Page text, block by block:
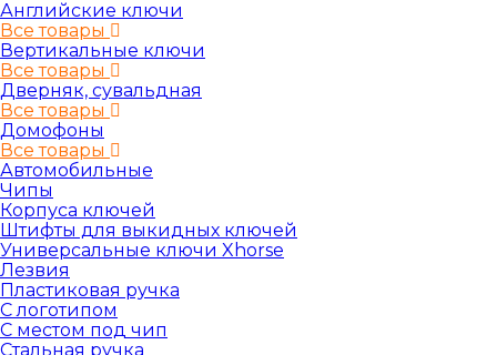
Английские ключи
Все товары
Вертикальные ключи
Все товары
Дверняк, сувальдная
Все товары
Домофоны
Все товары
Автомобильные
Чипы
Корпуса ключей
Штифты для выкидных ключей
Универсальные ключи Xhorse
Лезвия
Пластиковая ручка
С логотипом
С местом под чип
Стальная ручка